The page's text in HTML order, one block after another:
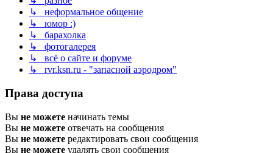
↳ неформальное общение
↳ юмор :)
↳ барахолка
↳ фотогалерея
↳ всё о сайте и форуме
↳ rvr.ksn.ru - "запасной аэродром"
Права доступа
Вы не можете начинать темы
Вы не можете отвечать на сообщения
Вы не можете редактировать свои сообщения
Вы не можете удалять свои сообщения